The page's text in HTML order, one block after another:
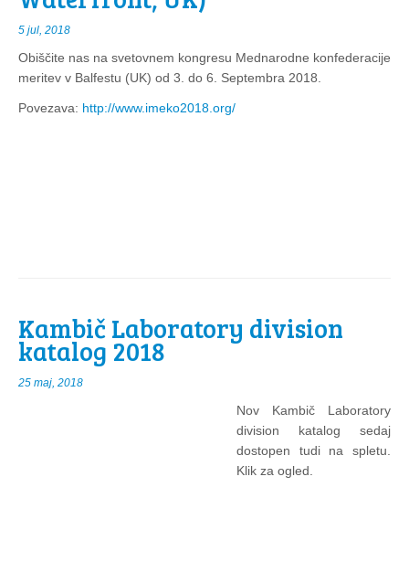
5 jul, 2018
Obiščite nas na svetovnem kongresu Mednarodne konfederacije
meritev v Balfestu (UK) od 3. do 6. Septembra 2018.
Povezava: http://www.imeko2018.org/
Kambič Laboratory division
katalog 2018
25 maj, 2018
Nov Kambič Laboratory
division katalog sedaj
dostopen tudi na spletu.
Klik za ogled.